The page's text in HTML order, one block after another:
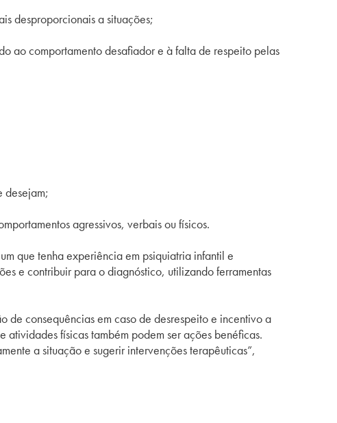
desproporcionais a situações;
ao comportamento desafiador e à falta de respeito pelas
desejam;
agressivos, verbais ou físicos.
que tenha experiência em psiquiatria infantil e
e contribuir para o diagnóstico, utilizando ferramentas
de consequências em caso de desrespeito e incentivo a
físicas também podem ser ações benéficas.
a situação e sugerir intervenções terapêuticas”,